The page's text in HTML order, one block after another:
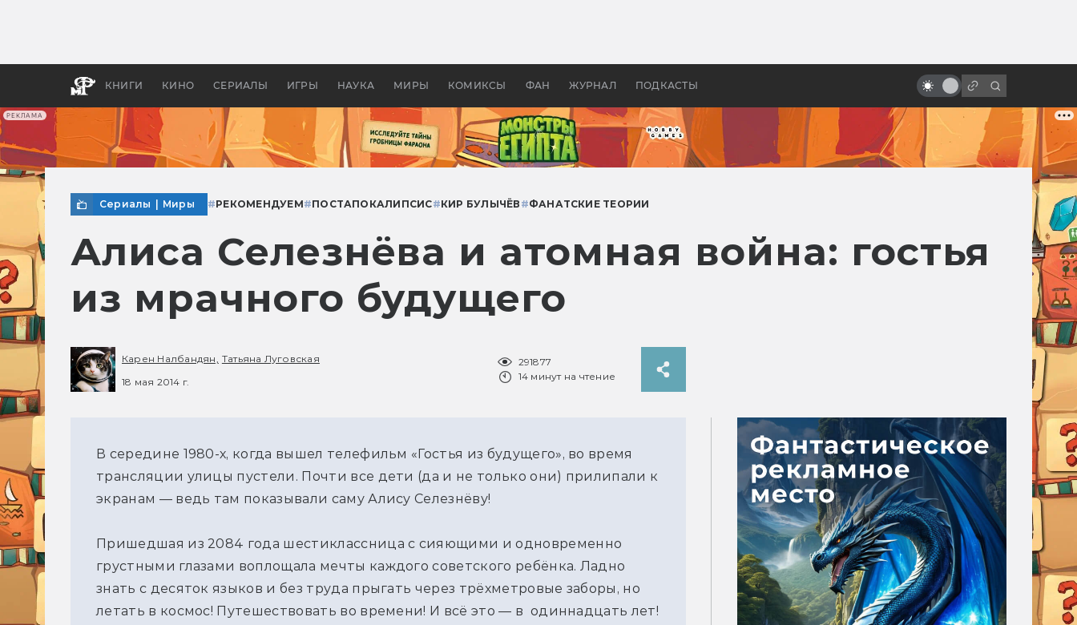
РЕКЛАМА
КНИГИ КИНО СЕРИАЛЫ ИГРЫ НАУКА МИРЫ КОМИКСЫ ФАН ЖУРНАЛ ПОДКАСТЫ
апокалипсис, в России —
бы «Властелина колец»
фантастические фильмы
Сериалы Миры #РЕКОМЕНДУЕМ#ПОСТАПОКАЛИПСИС#КИР БУЛЫЧЁВ #ФАНАТСКИЕ ТЕОРИИ
Алиса Селезнёва и атомная война: гостья
из мрачного будущего
Карен Налбандян, Татьяна Луговская
18 мая 2014 г.
291877
14 минут на чтение
В середине 1980-х, когда вышел телефильм «Гостья из будущего», во время
трансляции улицы пустели. Почти все дети (да и не только они) прилипали к
экранам — ведь там показывали саму Алису Селезнёву!
Пришедшая из 2084 года шестиклассница с сияющими и одновременно
грустными глазами воплощала мечты каждого советского ребёнка. Ладно
знать с десяток языков и без труда прыгать через трёхметровые заборы, но
летать в космос! Путешествовать во времени! И всё это — в  одиннадцать лет!